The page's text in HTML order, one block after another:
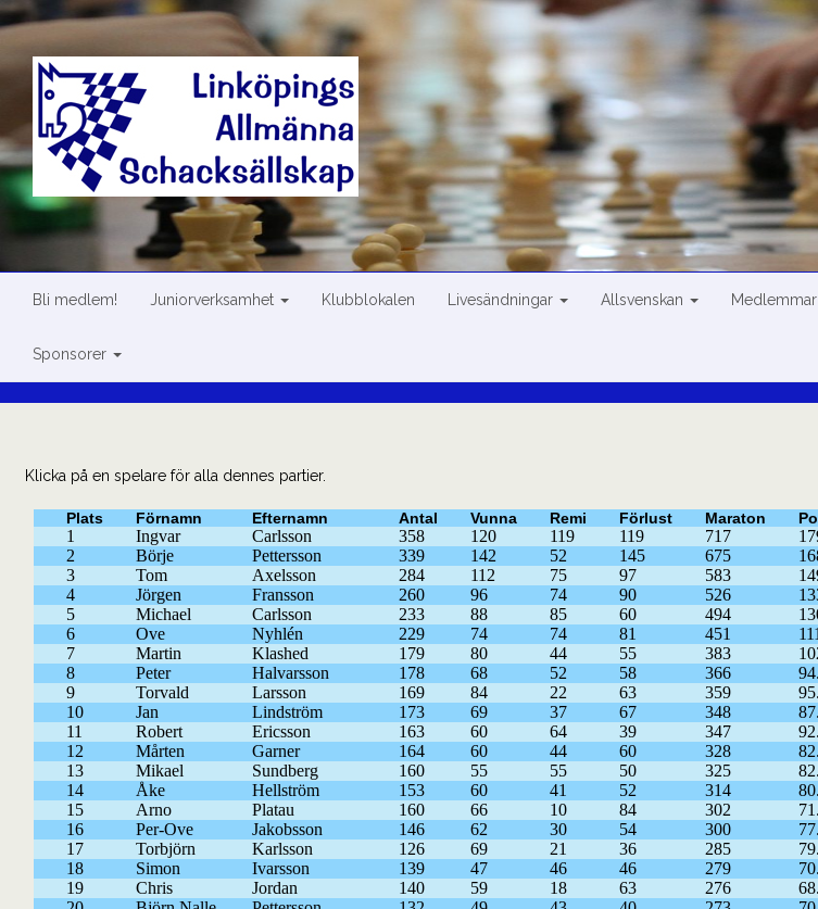
Skip
to
content
Bli medlem! Juniorverksamhet Klubblokalen Livesändningar Allsvenskan Medlemmar
Sponsorer
Klicka på en spelare för alla dennes partier.